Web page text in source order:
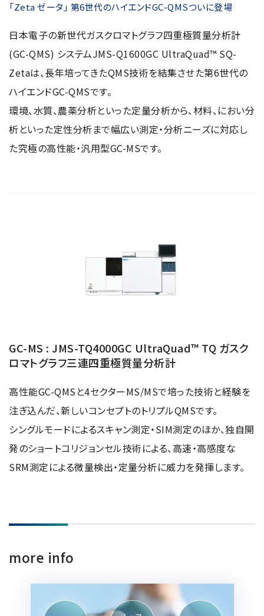
「Zeta ゼータ」 第6世代のハイエンドGC-QMSついに登場
日本電子の新世代ガスクロマトグラフ四重極質量分析計
(GC-QMS) システムJMS-Q1600GC UltraQuad™ SQ-
Zetaは、長年培ってきたQMS技術を結集させた第6世代の
ハイエンドGC-QMSです。
環境、水質、農薬分析といった定量分析から、材料、におい分
析といった定性分析まで幅広い測定・分析ニーズに対応し
た究極の高性能・汎用型GC-MSです。
GC-MS : JMS-TQ4000GC UltraQuad™ TQ ガスク
ロマトグラフ三連四重極質量分析計
高性能GC-QMSと4セクターMS/MSで培った技術と経験を
注ぎ込んだ、新しいコンセプトのトリプルQMSです。
シングルモードによるスキャン測定・SIM測定のほか、独自開
発のショートコリジョンセル技術による、高速・高感度な
SRM測定による微量検出・定量分析に威力を発揮します。
more info